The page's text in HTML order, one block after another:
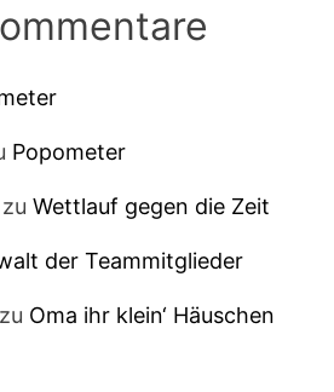
Popometer
zuWettlauf gegen die Zeit
der Teammitglieder
zu Oma ihr klein‘ Häuschen